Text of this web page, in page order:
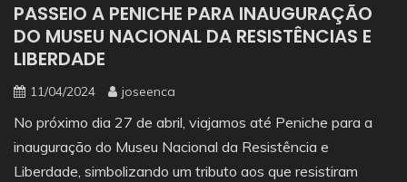
PASSEIO A PENICHE PARA INAUGURAÇÃO
DO MUSEU NACIONAL DA RESISTÊNCIAS E
LIBERDADE
11/04/2024 joseenca
No próximo dia 27 de abril, viajamos até Peniche para a
inauguração do Museu Nacional da Resistência e
Liberdade, simbolizando um tributo aos que resistiram